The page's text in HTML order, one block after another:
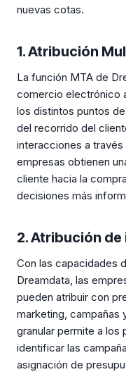
nuevas cotas.
1. Atribución
La función MTA de
comercio electrónico
los distintos puntos
del recorrido del
interacciones a
empresas obtienen
cliente hacia la
decisiones más
2. Atribución de
Con las capacidades
Dreamdata, las
pueden atribuir con
marketing, campañas
granular permite a los
identificar las
asignación de